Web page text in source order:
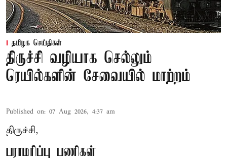
தமிழக செய்திகள்
திருச்சி வழியாக செல்லும்
ரெயில்களின் சேவையில் மாற்றம்
Published on: 07 Aug 2026, 4:37 am
திருச்சி,
பராமரிப்பு பணிகள்